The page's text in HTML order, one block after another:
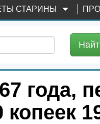
СТАРИНЫ
года,